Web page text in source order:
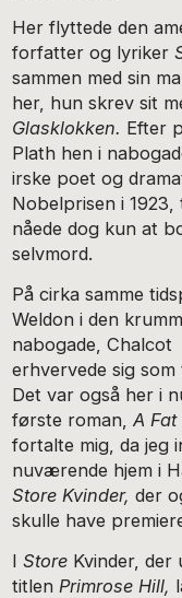
Her flyttede den
forfatter og lyriker
sammen med sin
her, hun skrev sit
Glasklokken. Efter
Plath hen i
irske poet og
Nobelprisen i
nåede dog kun at
selvmord.
På cirka samme
Weldon i den
nabogade, Chalcot
erhvervede sig
Det var også her i
første roman,A Fat
fortalte mig, da jeg
nuværende hjem i
Store Kvinder,der
skulle have
IStore Kvinder, der
titlen Primrose Hill,